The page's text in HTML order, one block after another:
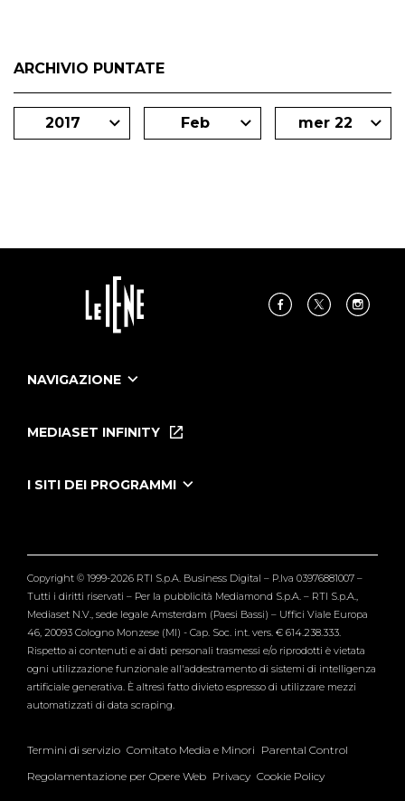
ARCHIVIO PUNTATE
2017 Feb mer 22
NAVIGAZIONE
Le Iene Presentano Inside
Tutti i servizi
MEDIASET INFINITY
I SITI DEI PROGRAMMI
Verissimo
Copyright © 1999-2026 RTI S.p.A. Business Digital – P.Iva 03976881007 –
Tutti i diritti riservati – Per la pubblicità Mediamond S.p.A. – RTI S.p.A.,
Mediaset N.V., sede legale Amsterdam (Paesi Bassi) – Uffici Viale Europa
46, 20093 Cologno Monzese (MI) - Cap. Soc. int. vers. € 614.238.333.
Rispetto ai contenuti e ai dati personali trasmessi e/o riprodotti è vietata
ogni utilizzazione funzionale all'addestramento di sistemi di intelligenza
artificiale generativa. È altresì fatto divieto espresso di utilizzare mezzi
automatizzati di data scraping.
Termini di servizio Comitato Media e Minori Parental Control
Regolamentazione per Opere Web Privacy Cookie Policy